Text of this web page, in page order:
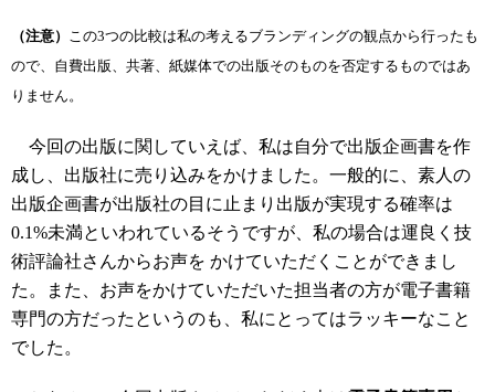
（注意） この3つの比較は私の考えるブランディングの観点から行ったも
ので、自費出版、共著、紙媒体での出版そのものを否定するものではあ
りません。
今回の出版に関していえば、私は自分で出版企画書を作
成し、出版社に売り込みをかけました。一般的に、素人の
出版企画書が出版社の目に止まり出版が実現する確率は
0.1%未満といわれているそうですが、私の場合は運良く技
術評論社さんからお声を かけていただくことができまし
た。また、お声をかけていただいた担当者の方が電子書籍
専門の方だったというのも、私にとってはラッキーなこと
でした。